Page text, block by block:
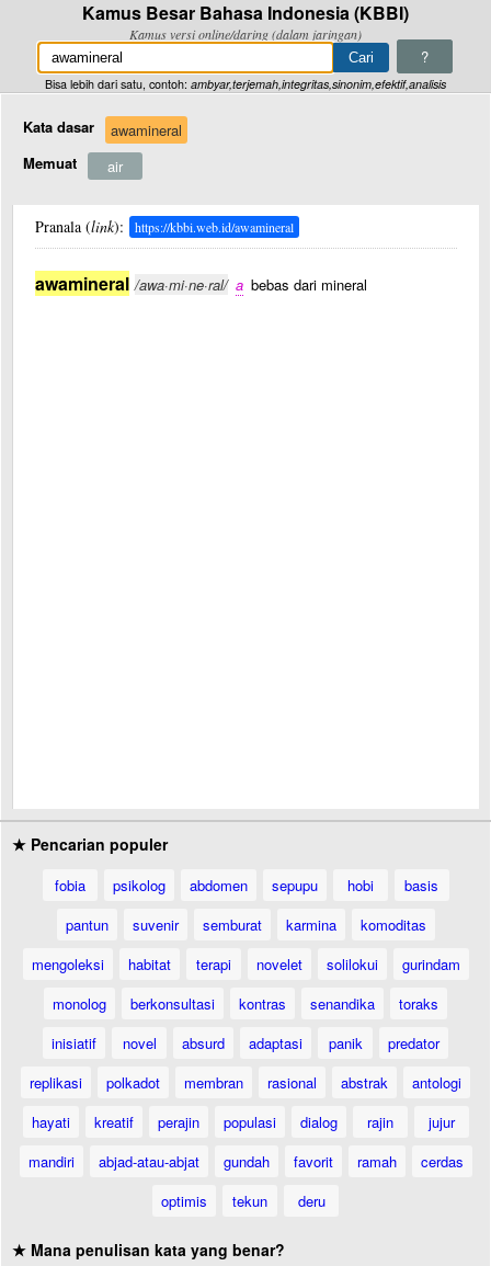
Kamus Besar Bahasa Indonesia (KBBI)
Kamus versi online/daring (dalam jaringan)
?
Bisa lebih dari satu, contoh: ambyar,terjemah,integritas,sinonim,efektif,analisis
Kata dasar
awamineral
Memuat
air
Pranala (link): https://kbbi.web.id/awamineral
awamineral /awa·mi·ne·ral/ a bebas dari mineral
★ Pencarian populer
fobia psikolog abdomen sepupu hobi
basis
pantun
suvenir semburat karmina
komoditas
mengoleksi
habitat terapi novelet solilokui
gurindam
monolog
berkonsultasi kontras senandika
toraks
inisiatif
novel absurd adaptasi panik
predator
replikasi
polkadot membran rasional abstrak
antologi
hayati
kreatif perajin populasi dialog rajin
jujur
mandiri
abjad-atau-abjat gundah favorit ramah
cerdas
optimis
tekun deru
★ Mana penulisan kata yang benar?